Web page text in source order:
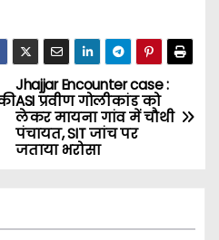
Jhajjar Encounter case :
ASI प्रवीण गोलीकांड को
लेकर मायना गांव में चौथी
पंचायत, SIT जांच पर
जताया भरोसा